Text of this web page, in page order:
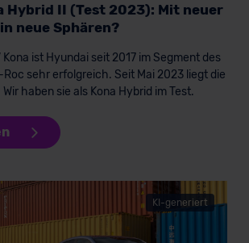
Hybrid II (Test 2023): Mit neuer
neue Sphären?
Kona ist Hyundai seit 2017 im Segment des
Roc sehr erfolgreich. Seit Mai 2023 liegt die
haben sie als Kona Hybrid im Test.
KI-generiert